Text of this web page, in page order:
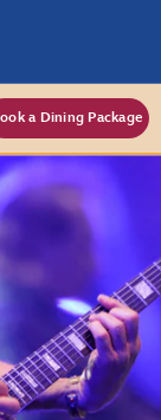
a Dining Package